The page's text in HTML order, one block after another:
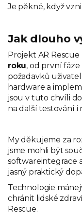
Je pěkné, když
Jak dlouho
Projekt AR
roku, od první
požadavků
hardware a
jsou v tuto chvíli
na další testování i
My děkujeme za
jsme mohli být
softwareintegrace
jasný praktický
Technologie
chránit lidské
Rescue.